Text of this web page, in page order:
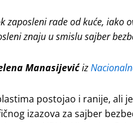
zaposleni rade od kuće,
znaju u smislu sajber
Manasijevićiz
postojao i ranije, ali
izazova za sajber